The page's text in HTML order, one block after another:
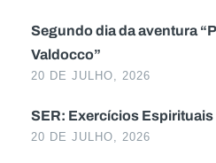
Segundo dia da aventura
Valdocco”
20 DE JULHO, 2026
SER: Exercícios Espirituais
20 DE JULHO, 2026